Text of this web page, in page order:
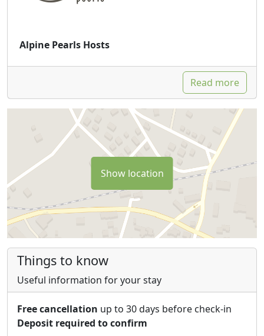
Alpine Pearls Hosts
Read more
Show location
Things to know
Useful information for your stay
Free cancellation up to 30 days before check-in
Deposit required to confirm